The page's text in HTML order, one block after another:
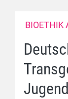
BIOETHIK